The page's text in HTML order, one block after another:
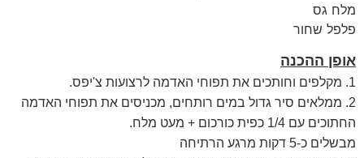
מלח גס
פלפל שחור
אופן ההכנה
1. מקלפים וחותכים את תפוחי האדמה לרצועות צ'יפס.
2. ממלאים סיר גדול במים רותחים, מכניסים את תפוחי האדמה
החתוכים עם 1/4 כפית כורכום + מעט מלח.
מבשלים כ-5 דקות מרגע הרתיחה